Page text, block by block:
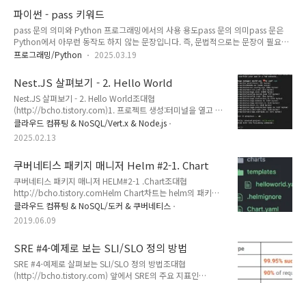
면, 구글 검색 결과를 통해서 최신 정보를 가지고 답변을 하거나,
Spotify를 이용해서 음악을 플레이하도록 할 수 있다. 이번 글
에서는 MCP에 대한 개념에 대해서 이해해보도록 한다. (아래는
본 글의 내용을 이해하기 쉽게 설명한 비디오 이다. ) Agent 개념
의 이해MCP를 이해하려면 먼저 LLM과..
파이썬 - pass 키워드
pass 문의 의미와 Python 프로그래밍에서의 사용 용도pass 문의 의미pass 문은
Python에서 아무런 동작도 하지 않는 문장입니다. 즉, 문법적으로는 문장이 필요하
지만, 실제로 어떤 코드도 실행하고 싶지 않을 때 사용합니다. pass는 일종의 자리 표
클래스 또는 함수 정의:클래스나 함수의 골격만 먼저 작성하고, 나중에 내용을 채우
고 싶을 때 pass를 사용하여 빈 블록을 만듭니다.이는 특히 코드를 설계하는 초기 단
계나, 다른 사람과의 협업 시 인터페이스를 먼저 정의할 때 유용합니다.class
MyClass: # 클래스 정의는 필요하지만 내용은 나중에 작성 passdef my_function..
프로그래밍/Python 2025.03.19
Nest.JS 살펴보기 - 2. Hello World
Nest.JS 살펴보기 - 2. Hello World조대협
(http://bcho.tistory.com)1. 프로젝트 생성:터미널을 열고 다
음 명령어를 실행하여 hello-world라는 이름의 Nest.js 프로젝
트를 생성한다.nest new hello-world프로젝트 생성 과정에서
패키지 매니저를 선택하라는 메시지가 나타나면 npm을 선택한
다. cd hello-world2. 주요 파일 설명:생성된 프로젝트에는 다
음과 같은 주요 파일들이 있다.src/app.controller.ts: 애플리케
이션의 컨트롤러를 정의하는 파일이다. 컨트롤러는 클라이언트
로부터 들어오는 요청을 처리하고, 그에 대한 응답을 반환하는
역할을 수행한다. 라우팅 로직..
클라우드 컴퓨팅 & NoSQL/Vert.x & Node.js
2025.02.13
쿠버네티스 패키지 매니저 Helm #2-1. Chart
쿠버네티스 패키지 매니저 HELM#2-1 .Chart조대협
http://bcho.tistory.comHelm Chart차트는 helm의 패키지
포맷으로, 하나의 애플리케이션을 설치하기 위한 파일들로 구성
되어 있다. 예를 들어 tomcat을 설치하기 위한 쿠버네티스의
pod,service,deployment를 위한 YAML 파일등을 포함한다.템
플릿 파일을 만들어놓은 후에, 밸류 값을 채워 넣어서 쿠버네티
스 리소스를 정의한 YAML 파일을 생성한다. 예제를 살펴보자
Helm 은 기본적으로 템플릿의 개념을 사용한다. 템플릿 파일을
클라우드 컴퓨팅 & NoSQL/도커 & 쿠버네티스
2019.06.09
SRE #4-예제로 보는 SLI/SLO 정의 방법
SRE #4-예제로 살펴보는 SLI/SLO 정의 방법조대협
(http://bcho.tistory.com) 앞에서 SRE의 주요 지표인